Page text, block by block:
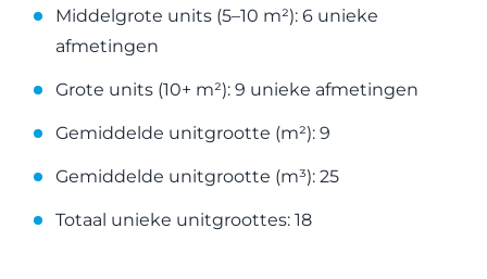
Middelgrote units (5–10 m²): 6 unieke
afmetingen
Grote units (10+ m²): 9 unieke afmetingen
Gemiddelde unitgrootte (m²): 9
Gemiddelde unitgrootte (m³): 25
Totaal unieke unitgroottes: 18